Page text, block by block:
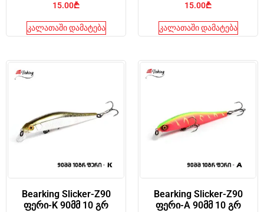
15.00₾
კალათაში დამატება
15.00₾
კალათაში დამატება
Bearking Slicker-Z90
ფერი-K 90მმ 10 გრ
Bearking Slicker-Z90
ფერი-A 90მმ 10 გრ